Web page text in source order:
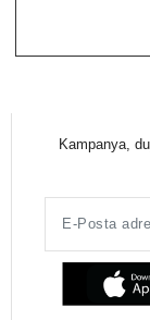
Kampanya,